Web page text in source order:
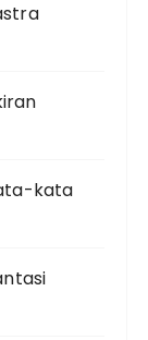
kata